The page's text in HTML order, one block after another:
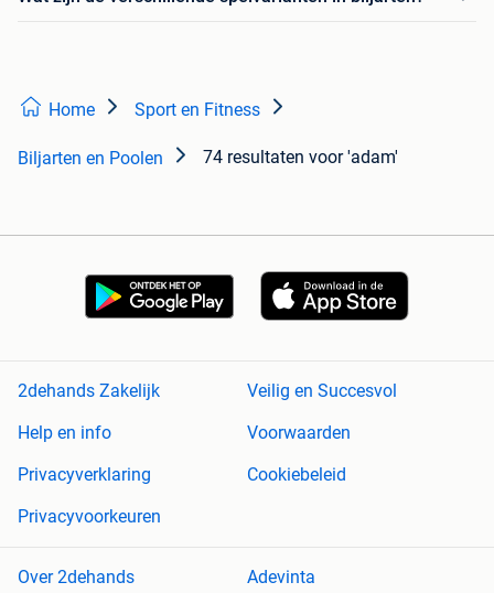
Home Sport en Fitness
Biljarten en Poolen 74 resultaten voor 'adam'
2dehands Zakelijk
Veilig en Succesvol
Help en info
Voorwaarden
Privacyverklaring
Cookiebeleid
Privacyvoorkeuren
Over 2dehands Adevinta